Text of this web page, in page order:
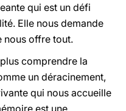
qui est un défi
Elle nous demande
nous offre tout.
comprendre la
un déracinement,
qui nous accueille
est une